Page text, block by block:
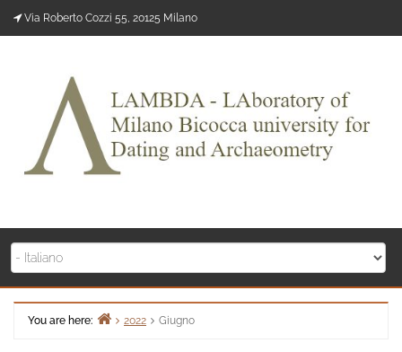
Via Roberto Cozzi 55, 20125 Milano
You are here:
2022 Giugno